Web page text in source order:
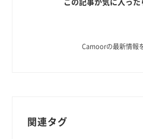
この記事が気に入った
Camoorの最新情報
関連タグ